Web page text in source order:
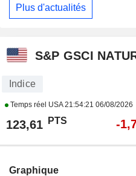
Plus d'actualités
S&P GSCI
Indice
Temps réel USA21:54:21 06/08/2026
123,61 PTS -
Graphique